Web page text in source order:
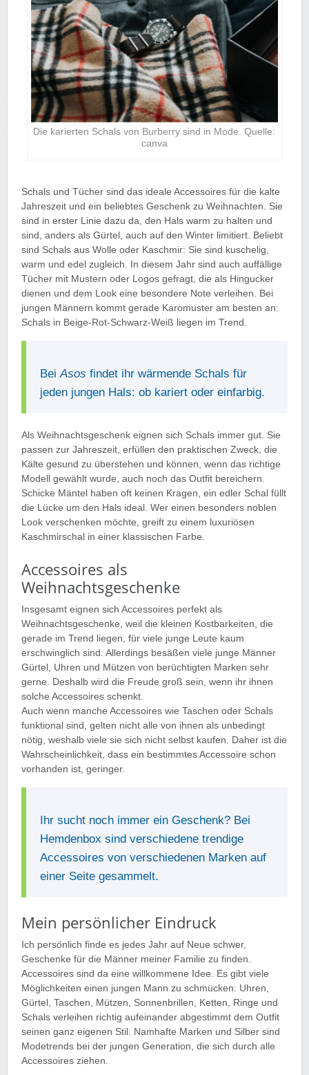
Die karierten Schals von Burberry sind in Mode. Quelle:
canva
Schals und Tücher sind das ideale Accessoires für die kalte
Jahreszeit und ein beliebtes Geschenk zu Weihnachten. Sie
sind in erster Linie dazu da, den Hals warm zu halten und
sind, anders als Gürtel, auch auf den Winter limitiert. Beliebt
sind Schals aus Wolle oder Kaschmir: Sie sind kuschelig,
warm und edel zugleich. In diesem Jahr sind auch auffällige
Tücher mit Mustern oder Logos gefragt, die als Hingucker
dienen und dem Look eine besondere Note verleihen. Bei
jungen Männern kommt gerade Karomuster am besten an:
Schals in Beige-Rot-Schwarz-Weiß liegen im Trend.
BeiAsos findet ihr wärmende Schals für
jeden jungen Hals: ob kariert oder einfarbig.
Als Weihnachtsgeschenk eignen sich Schals immer gut. Sie
passen zur Jahreszeit, erfüllen den praktischen Zweck, die
Kälte gesund zu überstehen und können, wenn das richtige
Modell gewählt wurde, auch noch das Outfit bereichern.
Schicke Mäntel haben oft keinen Kragen, ein edler Schal füllt
die Lücke um den Hals ideal. Wer einen besonders noblen
Look verschenken möchte, greift zu einem luxuriösen
Kaschmirschal in einer klassischen Farbe.
Accessoires als
Weihnachtsgeschenke
Insgesamt eignen sich Accessoires perfekt als
Weihnachtsgeschenke, weil die kleinen Kostbarkeiten, die
gerade im Trend liegen, für viele junge Leute kaum
erschwinglich sind. Allerdings besäßen viele junge Männer
Gürtel, Uhren und Mützen von berüchtigten Marken sehr
gerne. Deshalb wird die Freude groß sein, wenn ihr ihnen
solche Accessoires schenkt.
Auch wenn manche Accessoires wie Taschen oder Schals
funktional sind, gelten nicht alle von ihnen als unbedingt
nötig, weshalb viele sie sich nicht selbst kaufen. Daher ist die
Wahrscheinlichkeit, dass ein bestimmtes Accessoire schon
vorhanden ist, geringer.
Ihr sucht noch immer ein Geschenk? Bei
Hemdenbox sind verschiedene trendige
Accessoires von verschiedenen Marken auf
einer Seite gesammelt.
Mein persönlicher Eindruck
Ich persönlich finde es jedes Jahr auf Neue schwer,
Geschenke für die Männer meiner Familie zu finden.
Accessoires sind da eine willkommene Idee. Es gibt viele
Möglichkeiten einen jungen Mann zu schmücken: Uhren,
Gürtel, Taschen, Mützen, Sonnenbrillen, Ketten, Ringe und
Schals verleihen richtig aufeinander abgestimmt dem Outfit
seinen ganz eigenen Stil. Namhafte Marken und Silber sind
Modetrends bei der jungen Generation, die sich durch alle
Accessoires ziehen.